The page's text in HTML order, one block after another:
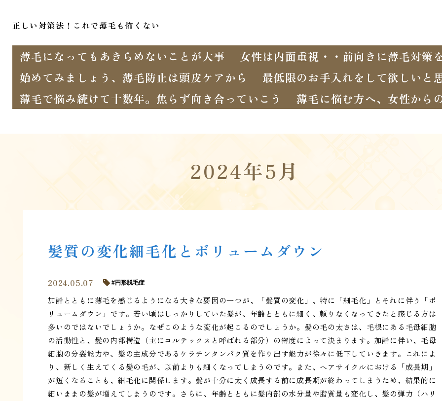
正しい対策法！これで薄毛も怖くない
薄毛になってもあきらめないことが大事
女性は内面重視・・前向きに薄毛対策
始めてみましょう、薄毛防止は頭皮ケアから
最低限のお手入れをして欲しいと
薄毛で悩み続けて十数年。焦らず向き合っていこう
薄毛に悩む方へ、女性から
2024年5月
髪質の変化細毛化とボリュームダウン
2024.05.07 円形脱毛症
加齢とともに薄毛を感じるようになる大きな要因の一つが、「髪質の変化」、特に「細毛化」とそれに伴う「ボ
リュームダウン」です。若い頃はしっかりしていた髪が、年齢とともに細く、頼りなくなってきたと感じる方は
多いのではないでしょうか。なぜこのような変化が起こるのでしょうか。髪の毛の太さは、毛根にある毛母細胞
の活動性と、髪の内部構造（主にコルテックスと呼ばれる部分）の密度によって決まります。加齢に伴い、毛母
細胞の分裂能力や、髪の主成分であるケラチンタンパク質を作り出す能力が徐々に低下していきます。これによ
り、新しく生えてくる髪の毛が、以前よりも細くなってしまうのです。また、ヘアサイクルにおける「成長期」
が短くなることも、細毛化に関係します。髪が十分に太く成長する前に成長期が終わってしまうため、結果的に
細いままの髪が増えてしまうのです。さらに、年齢とともに髪内部の水分量や脂質量も変化し、髪の弾力（ハリ